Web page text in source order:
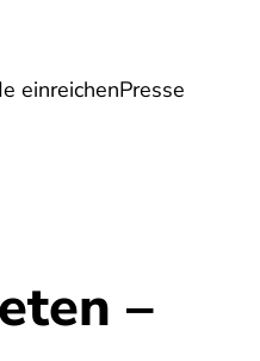
einreichenPresse
Verträge
–